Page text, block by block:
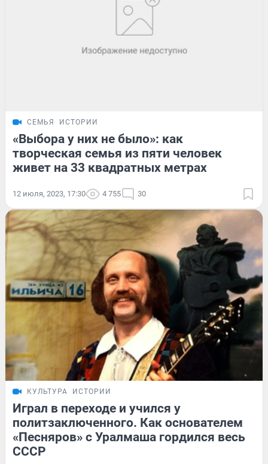
СЕМЬЯ ИСТОРИИ
«Выбора у них не было»: как
творческая семья из пяти человек
живет на 33 квадратных метрах
12 июля, 2023, 17:30 4 755 30
КУЛЬТУРА ИСТОРИИ
Играл в переходе и учился у
политзаключенного. Как основателем
«Песняров» с Уралмаша гордился весь
СССР